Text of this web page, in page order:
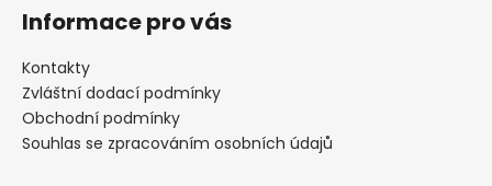
Informace pro vás
Kontakty
Zvláštní dodací podmínky
Obchodní podmínky
Souhlas se zpracováním osobních údajů